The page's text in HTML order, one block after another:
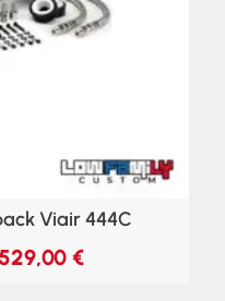
Viair 444C
€